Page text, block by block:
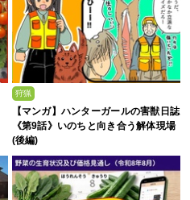
狩猟
【マンガ】ハンターガールの害獣日誌
《第9話》いのちと向き合う解体現場
(後編)